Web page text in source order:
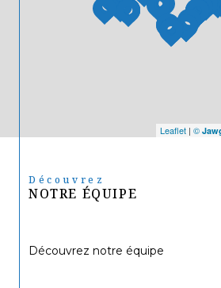
Leaflet | ©
Découvrez
NOTRE ÉQUIPE
Découvrez notre équipe